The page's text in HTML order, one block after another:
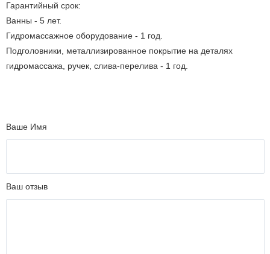
Гарантийный срок:
Ванны - 5 лет.
Гидромассажное оборудование - 1 год.
Подголовники, металлизированное покрытие на деталях
гидромассажа, ручек, слива-перелива - 1 год.
Ваше Имя
Ваш отзыв